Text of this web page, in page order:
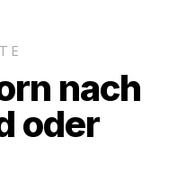
nach
oder